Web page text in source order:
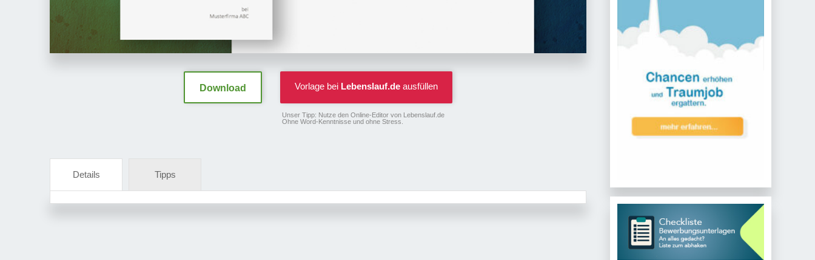
Download Vorlage bei Lebenslauf.de ausfüllen
Unser Tipp: Nutze den Online-Editor von Lebenslauf.de
Ohne Word-Kenntnisse und ohne Stress.
Details Tipps